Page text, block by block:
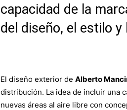
capacidad de la
del diseño, el estilo
El diseño exterior de Alberto
distribución. La idea de incluir una
nuevas áreas al aire libre con